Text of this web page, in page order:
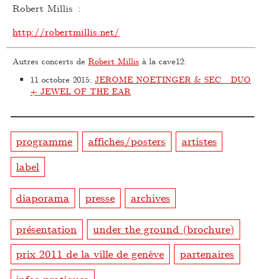
Robert Millis :
http://robertmillis.net/
Autres concerts deRobert Millis à la cave12:
11 octobre 2015:JEROME NOETINGER & SEC_ DUO
+ JEWEL OF THE EAR
programme affiches/posters
artistes
label
diaporama presse archives
présentation
under the ground (brochure)
prix 2011 de la ville de genève
partenaires